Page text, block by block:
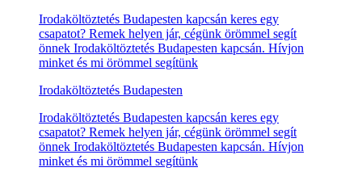
Irodaköltöztetés Budapesten kapcsán keres egy
csapatot? Remek helyen jár, cégünk örömmel segít
önnek Irodaköltöztetés Budapesten kapcsán. Hívjon
minket és mi örömmel segítünk
Irodaköltöztetés Budapesten
Irodaköltöztetés Budapesten kapcsán keres egy
csapatot? Remek helyen jár, cégünk örömmel segít
önnek Irodaköltöztetés Budapesten kapcsán. Hívjon
minket és mi örömmel segítünk